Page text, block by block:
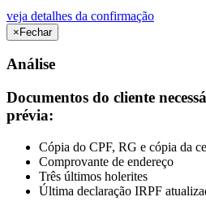
veja detalhes da confirmação
× Fechar
Análise
Documentos do cliente
prévia:
Cópia do CPF, RG e cópia da
Comprovante de endereço
Três últimos holerites
Última declaração IRPF